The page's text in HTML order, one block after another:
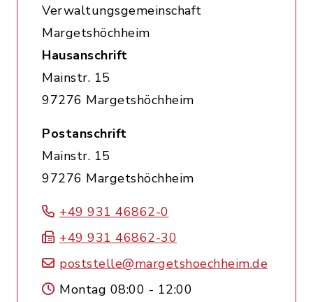
Verwaltungsgemeinschaft
Margetshöchheim
Hausanschrift
Mainstr. 15
97276 Margetshöchheim
Postanschrift
Mainstr. 15
97276 Margetshöchheim
+49 931 46862-0
+49 931 46862-30
poststelle@margetshoechheim.de
Montag 08:00 - 12:00